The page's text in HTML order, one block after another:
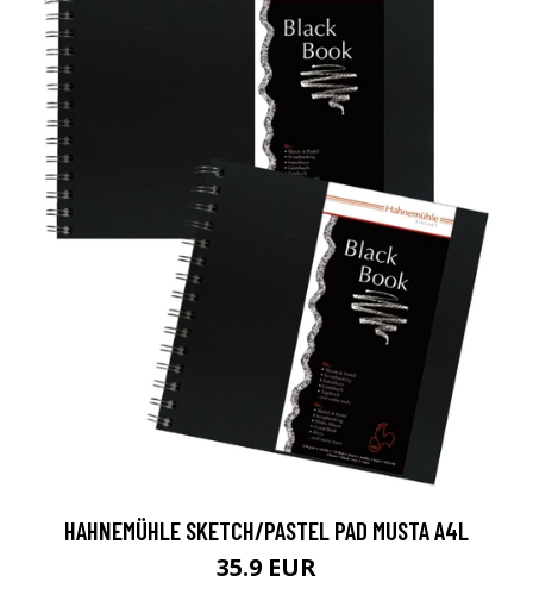
HAHNEMÜHLE SKETCH/PASTEL PAD MUSTA A4L
35.9 EUR